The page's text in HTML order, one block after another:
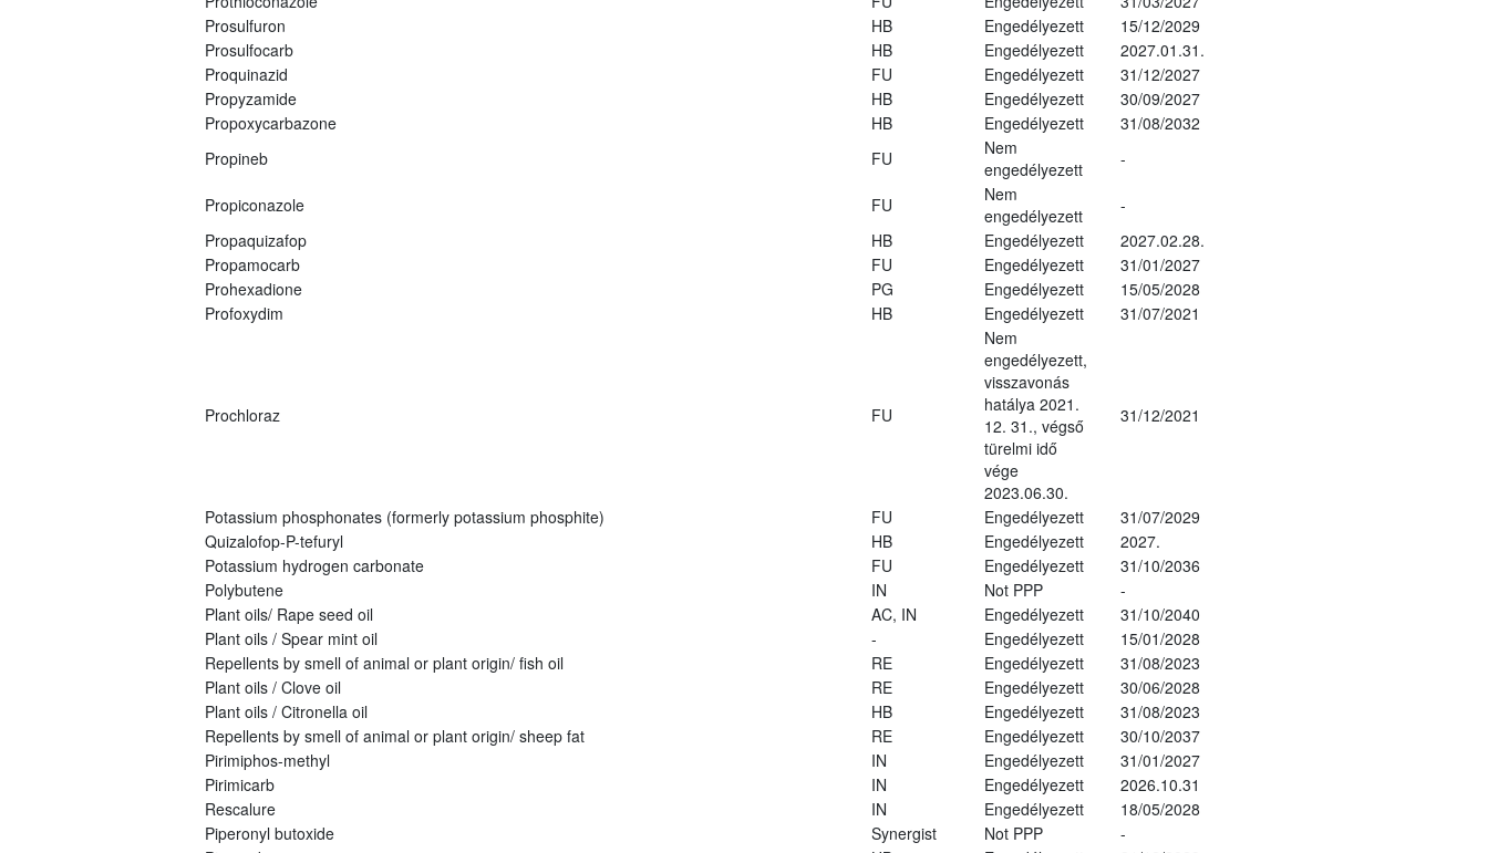
Prosulfuron
HB Engedélyezett
15/12/2029
Prosulfocarb
HB Engedélyezett
2027.01.31.
Proquinazid
FU Engedélyezett
31/12/2027
Propyzamide
HB Engedélyezett
30/09/2027
Propoxycarbazone
HB Engedélyezett
31/08/2032
Propineb
FU
Nem
engedélyezett
-
Propiconazole FU
Nem
engedélyezett
-
Propaquizafop
HB Engedélyezett
2027.02.28.
Propamocarb
FU Engedélyezett
31/01/2027
Prohexadione
PG Engedélyezett
15/05/2028
Profoxydim
HB Engedélyezett 31/07/2021
Prochloraz FU
Nem
engedélyezett,
visszavonás
hatálya 2021.
12. 31., végső
türelmi idő
vége
2023.06.30.
31/12/2021
Potassium phosphonates (formerly potassium phosphite) FU Engedélyezett
31/07/2029
Quizalofop-P-tefuryl
HB Engedélyezett
2027.
Potassium hydrogen carbonate
FU Engedélyezett
31/10/2036
Polybutene
IN Not PPP
-
Plant oils/ Rape seed oil
AC, IN Engedélyezett
31/10/2040
Plant oils / Spear mint oil
- Engedélyezett
15/01/2028
Repellents by smell of animal or plant origin/ fish oil
RE Engedélyezett
31/08/2023
Plant oils / Clove oil
RE Engedélyezett
30/06/2028
Plant oils / Citronella oil
HB Engedélyezett
31/08/2023
Repellents by smell of animal or plant origin/ sheep fat
RE Engedélyezett
30/10/2037
Pirimiphos-methyl
IN Engedélyezett
31/01/2027
Pirimicarb
IN Engedélyezett
2026.10.31
Rescalure
IN Engedélyezett
18/05/2028
Piperonyl butoxide
Synergist Not PPP
-